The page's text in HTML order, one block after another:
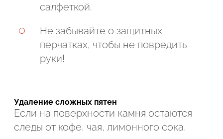
салфеткой.
Не забывайте о защитных
перчатках, чтобы не повредить
руки!
Удаление сложных пятен
Если на поверхности камня остаются
следы от кофе, чая, лимонного сока,